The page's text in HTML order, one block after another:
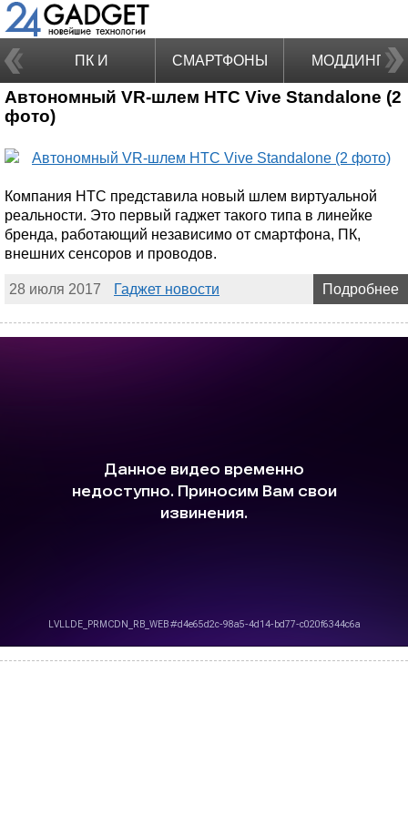
ПК И
НОУТБУКИ
СМАРТФОНЫ МОДДИНГ
Автономный VR-шлем HTC Vive Standalone (2
фото)
Компания HTC представила новый шлем виртуальной
реальности. Это первый гаджет такого типа в линейке
бренда, работающий независимо от смартфона, ПК,
внешних сенсоров и проводов.
28 июля 2017 Гаджет новости Подробнее